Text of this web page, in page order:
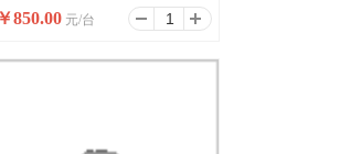
光+24电二层交换机
￥850.00 元/台